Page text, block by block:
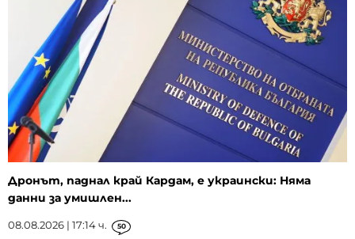
Дронът, паднал край Кардам, е украински: Няма
данни за умишлен...
08.08.2026 | 17:14 ч. 50